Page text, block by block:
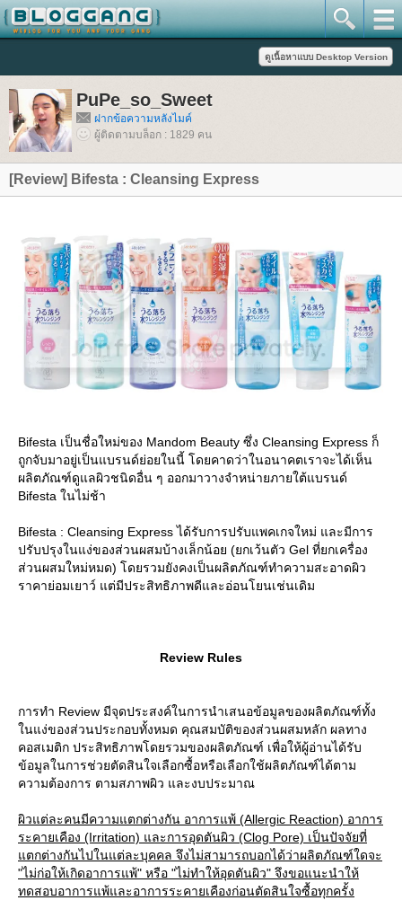
PuPe_so_Sweet
ฝากข้อความหลังไมค์
ผู้ติดตามบล็อก : 1829 คน
[Review] Bifesta : Cleansing Express
Bifesta เป็นชื่อใหม่ของ Mandom Beauty ซึ่ง Cleansing Express ก็
ถูกจับมาอยู่เป็นแบรนด์ย่อยในนี้ โดยคาดว่าในอนาคตเราจะได้เห็น
ผลิตภัณฑ์ดูแลผิวชนิดอื่น ๆ ออกมาวางจำหน่ายภายใต้แบรนด์
Bifesta ในไม่ช้า
Bifesta : Cleansing Express ได้รับการปรับแพคเกจใหม่ และมีการ
ปรับปรุงในแง่ของส่วนผสมบ้างเล็กน้อย (ยกเว้นตัว Gel ที่ยกเครื่อง
ส่วนผสมใหม่หมด) โดยรวมยังคงเป็นผลิตภัณฑ์ทำความสะอาดผิว
ราคาย่อมเยาว์ แต่มีประสิทธิภาพดีและอ่อนโยนเช่นเดิม
Review Rules
การทำ Review มีจุดประสงค์ในการนำเสนอข้อมูลของผลิตภัณฑ์ทั้ง
นแง่ของส่วนประกอบทั้งหมด คุณสมบัติของส่วนผสมหลัก ผลทาง
คอสเมติก ประสิทธิภาพโดยรวมของผลิตภัณฑ์ เพื่อให้ผู้อ่านได้รับ
ข้อมูลในการช่วยตัดสินใจเลือกซื้อหรือเลือกใช้ผลิตภัณฑ์ได้ตาม
ความต้องการ ตามสภาพผิว และงบประมาณ
ผิวแต่ละคนมีความแตกต่างกัน อาการแพ้ (Allergic Reaction) อาการ
ระคายเคือง (Irritation) และการอุดตันผิว (Clog Pore) เป็นปัจจัยที่
ตกต่างกันไปในแต่ละบุคคล จึงไม่สามารถบอกได้ว่าผลิตภัณฑ์ใดจะ
"ไม่ก่อให้เกิดอาการแพ้" หรือ "ไม่ทำให้อุดตันผิว" จึงขอแนะนำให้
ทดสอบอาการแพ้และอาการระคายเคืองก่อนตัดสินใจซื้อทุกครั้ง